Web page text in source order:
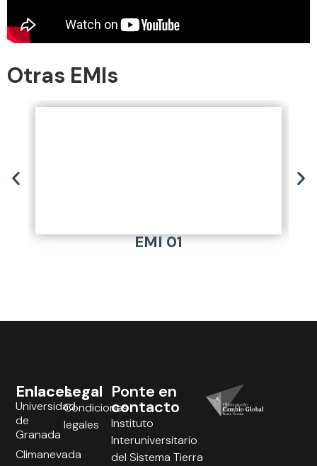
Otras EMIs
EMI 01
Legal
Condiciones
legales
Enlaces
Universidad
de
Granada
Climanevada
Ponte en
contacto
Instituto
Interuniversitario
del Sistema Tierra